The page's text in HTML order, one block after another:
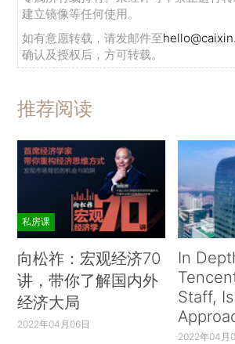
建立镜像等任何使用。
如有意愿转载，请发邮件至
确认及授权后，方可转载。
推荐阅读
私房课
向松祚：宏观经济70
讲，带你了解国内外
经济大局
2022年04月06日
In
Staff, Is
2022年04月